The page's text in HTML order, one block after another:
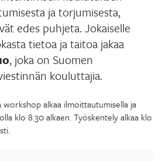
ja torjumisesta,
edes puhjeta. Jokaiselle
tietoa ja taitoa jakaa
, joka on Suomen
kouluttajia.
workshop alkaa ilmoittautumisella ja
klo 8.30 alkaen. Työskentely alkaa klo